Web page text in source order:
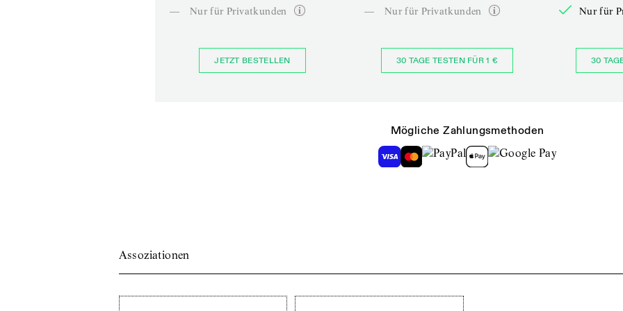
—
Nur für Privatkunden
JETZT BESTELLEN
—
Nur für Privatkunden
30 TAGE TESTEN FÜR 1 €
Nur für
30
Mögliche Zahlungsmethoden
Assoziationen